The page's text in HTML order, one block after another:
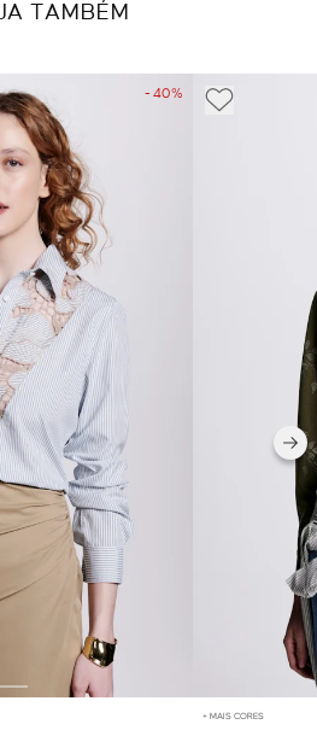
TAMBÉM
- 40%
+ MAIS CORES